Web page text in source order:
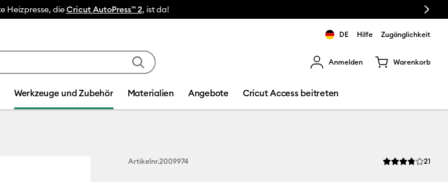
🔥 NEUERNext
DE Hilfe Zugänglichkeit
Anmelden Warenkorb
Werkzeuge und Zubehör Materialien Angebote Cricut Access beitreten
Artikelnr.2009974 Die 21